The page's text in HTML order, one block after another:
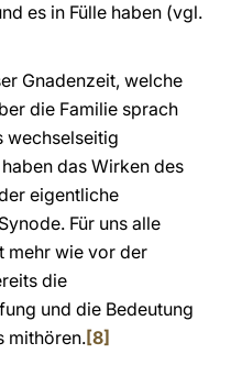
es in Fülle haben (vgl.
Gnadenzeit, welche
die Familie sprach
wechselseitig
das Wirken des
eigentliche
Für uns alle
mehr wie vor der
die
und die Bedeutung
mithören.[8]